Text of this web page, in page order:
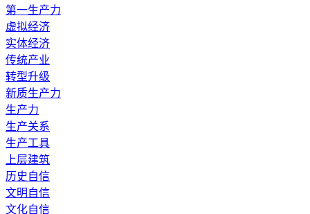
第一生产力
虚拟经济
实体经济
传统产业
转型升级
新质生产力
生产力
生产关系
生产工具
上层建筑
历史自信
文明自信
文化自信